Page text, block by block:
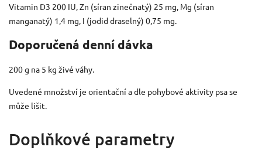
Vitamin D3 200 IU, Zn (síran zinečnatý) 25 mg, Mg (síran
manganatý) 1,4 mg, I (jodid draselný) 0,75 mg.
Doporučená denní dávka
200 g na 5 kg živé váhy.
Uvedené množství je orientační a dle pohybové aktivity psa se
může lišit.
Doplňkové parametry